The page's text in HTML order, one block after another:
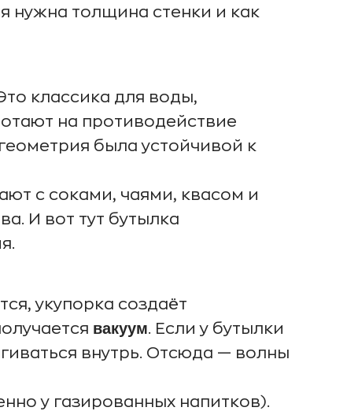
нужна толщина стенки и как
классика для воды,
на противодействие
была устойчивой к
с соками, чаями, квасом и
И вот тут бутылка
укупорка создаёт
вакуум. Если у бутылки
внутрь. Отсюда — волны
у газированных напитков).